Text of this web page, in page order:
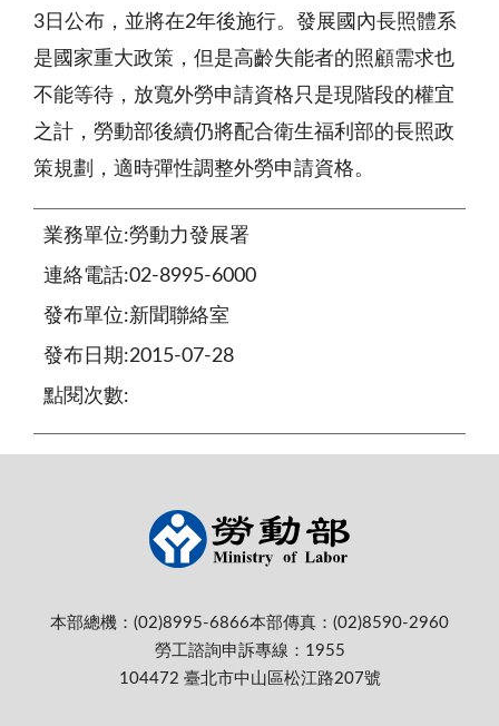
3日公布，並將在2年後施行。發展國內長照體系
是國家重大政策，但是高齡失能者的照顧需求也
不能等待，放寬外勞申請資格只是現階段的權宜
之計，勞動部後續仍將配合衛生福利部的長照政
策規劃，適時彈性調整外勞申請資格。
業務單位:勞動力發展署
連絡電話:02-8995-6000
發布單位:新聞聯絡室
發布日期:2015-07-28
點閱次數:
本部總機：(02)8995-6866本部傳真：(02)8590-2960
勞工諮詢申訴專線：1955
104472 臺北市中山區松江路207號